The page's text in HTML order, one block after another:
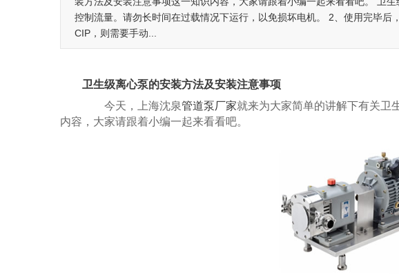
控制流量。请勿长时间在过载情况下运行，以免损坏电机。 2、使用完毕后
CIP，则需要手动...
卫生级离心泵的安装方法及安装注意事项
今天，上海沈泉管道泵厂家就来为大家简单的讲解下有关卫
内容，大家请跟着小编一起来看看吧。